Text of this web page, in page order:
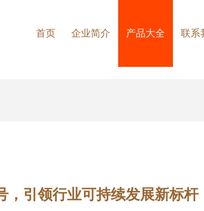
首页 企业简介 产品大全 联系
，引领行业可持续发展新标杆